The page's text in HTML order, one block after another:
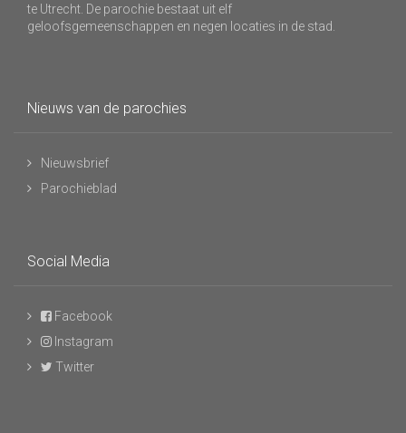
te Utrecht. De parochie bestaat uit elf
geloofsgemeenschappen en negen locaties in de stad.
Nieuws van de parochies
Nieuwsbrief
Parochieblad
Social Media
Facebook
Instagram
Twitter